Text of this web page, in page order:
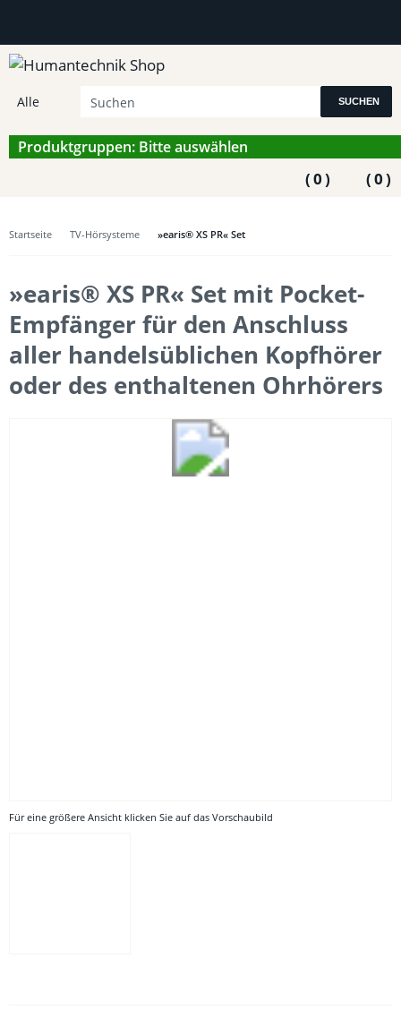
SUCHEN
Produktgruppen: Bitte auswählen
(0)
(0)
Startseite TV-Hörsysteme »earis® XS PR« Set
»earis® XS PR« Set mit Pocket-
Empfänger für den Anschluss
aller handelsüblichen Kopfhörer
oder des enthaltenen Ohrhörers
Für eine größere Ansicht klicken Sie auf das Vorschaubild